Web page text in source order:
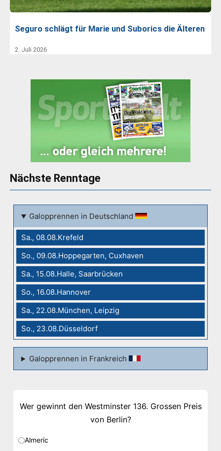
Seguro schlägt für Marie und Suborics die Älteren
2. Juli 2026
Nächste Renntage
Galopprennen in Deutschland
Sa., 08.08.Krefeld
So., 09.08.Hoppegarten, Cuxhaven
Sa., 15.08.Halle, Saarbrücken
So., 16.08.Hannover
Sa., 22.08.München, Leipzig
So., 23.08.Düsseldorf
Galopprennen in Frankreich
Wer gewinnt den Westminster 136. Grossen Preis
von Berlin?
Almeric